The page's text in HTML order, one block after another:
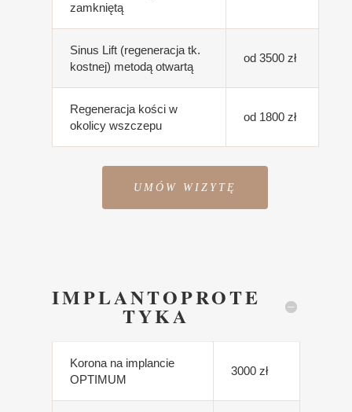
zamkniętą
Sinus Lift (regeneracja tk.
kostnej) metodą otwartą
od 3500 zł
Regeneracja kości w
okolicy wszczepu
od 1800 zł
UMÓW WIZYTĘ
IMPLANTOPROTE
TYKA
Korona na implancie
OPTIMUM
3000 zł